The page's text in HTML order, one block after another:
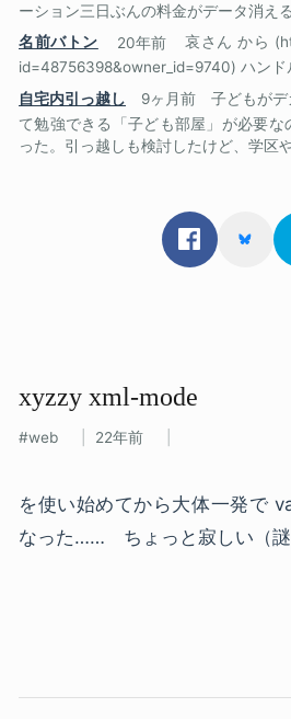
ーション三日ぶんの料金がデータ消え
名前バトン
20年前
哀さん から
id=48756398&owner_id=9740) ハンド
自宅内引っ越し
9ヶ月前
子どもが
て勉強できる「子ども部屋」が必要な
った。引っ越しも検討したけど、学区
xyzzy xml-mode
web 22年前
を使い始めてから大体一発で
なった…… ちょっと寂しい（謎